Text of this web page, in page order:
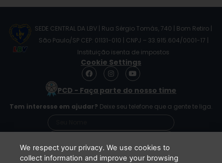
SEDE CENTRAL DA LBV | Rua Sérgio Tomás, 740 | Bom Retiro |
São Paulo/SP CEP: 01131-010 | CNPJ – 33.915.604/0001-17 |
Instituição isenta de impostos
Cookie Settings
F
a
e
o
o
I
n
s
t
g
r
m
Y
o
t
b
e
PCD - Faça parte do nosso time
Tem interesse em ajudar? Deixe seu telefone que a gente te liga.
We respect your privacy. We use cookies to
collect information and improve your browsing